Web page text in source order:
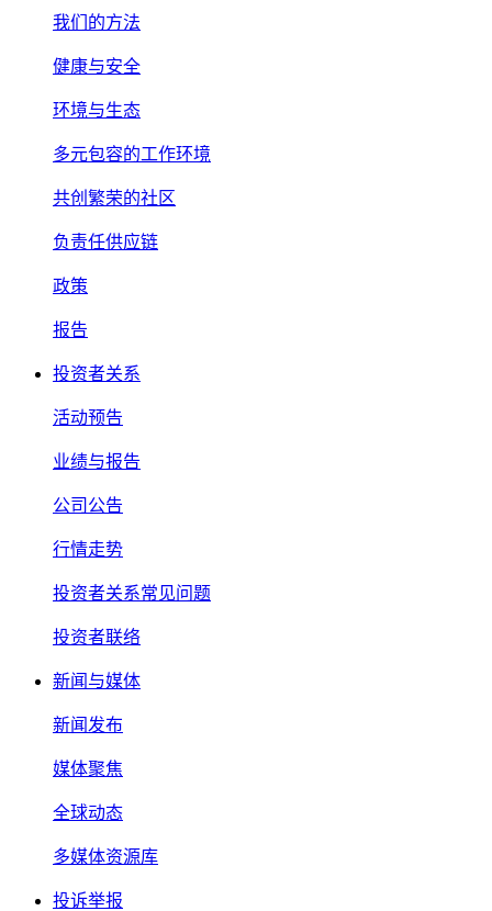
我们的方法
健康与安全
环境与生态
多元包容的工作环境
共创繁荣的社区
负责任供应链
政策
报告
投资者关系
活动预告
业绩与报告
公司公告
行情走势
投资者关系常见问题
投资者联络
新闻与媒体
新闻发布
媒体聚焦
全球动态
多媒体资源库
投诉举报